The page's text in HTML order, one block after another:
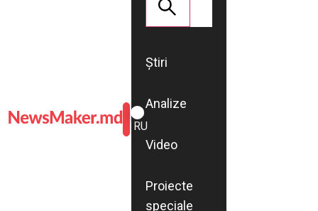
ROMÂNĂ
RU
Știri
Analize
Video
Proiecte
speciale